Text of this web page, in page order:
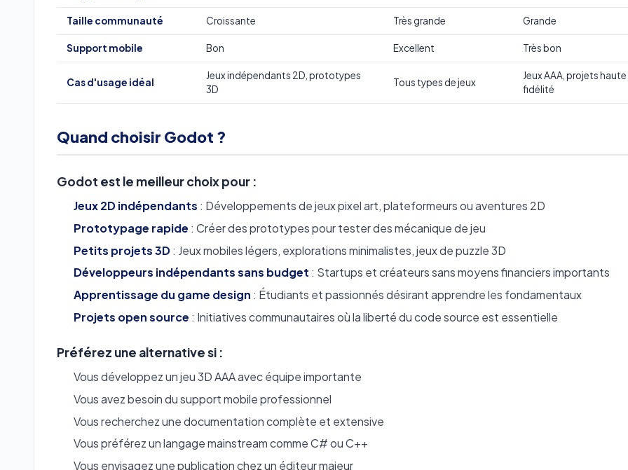
Taille communauté Croissante Très grande Grande
Support mobile Bon Excellent Très bon
Cas d'usage idéal
Jeux indépendants 2D, prototypes
3D
Tous types de jeux
Jeux AAA, projets haute
fidélité
Quand choisir Godot ?
Godot est le meilleur choix pour :
Jeux 2D indépendants : Développements de jeux pixel art, plateformeurs ou aventures 2D
Prototypage rapide : Créer des prototypes pour tester des mécanique de jeu
Petits projets 3D: Jeux mobiles légers, explorations minimalistes, jeux de puzzle 3D
Développeurs indépendants sans budget : Startups et créateurs sans moyens financiers importants
Apprentissage du game design : Étudiants et passionnés désirant apprendre les fondamentaux
Projets open source : Initiatives communautaires où la liberté du code source est essentielle
Préférez une alternative si :
Vous développez un jeu 3D AAA avec équipe importante
Vous avez besoin du support mobile professionnel
Vous recherchez une documentation complète et extensive
Vous préférez un langage mainstream comme C# ou C++
Vous envisagez une publication chez un éditeur majeur